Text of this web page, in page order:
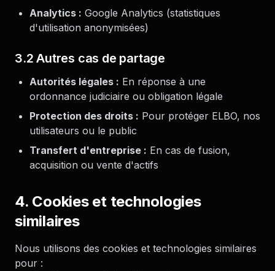
Analytics : Google Analytics (statistiques
d'utilisation anonymisées)
3.2 Autres cas de partage
Autorités légales : En réponse à une
ordonnance judiciaire ou obligation légale
Protection des droits : Pour protéger ELBO, nos
utilisateurs ou le public
Transfert d'entreprise : En cas de fusion,
acquisition ou vente d'actifs
4. Cookies et technologies
similaires
Nous utilisons des cookies et technologies similaires
pour :